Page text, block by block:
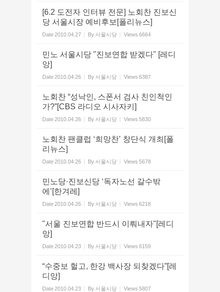
[6.2 도전자 인터뷰 전문] 노회찬 진보신
당 서울시장 예비후보[폴리뉴스]
Date2010.04.27 By 서울시당 Views 6664
민노 서울시당 "진보연합 받겠다" [레디
앙]
Date2010.04.26 By 서울시당 Views 6387
노회찬 “성낙인, 스폰서 검사 친인척인
가?”[CBS 라디오 시사자키]
Date2010.04.26 By 서울시당 Views 5830
노회찬 팬클럽 ‘희망찬’ 창단식 개최[폴
리뉴스]
Date2010.04.26 By 서울시당 Views 5678
민노당·진보신당 ‘독자노선 갈수밖
에’[한겨레]
Date2010.04.26 By 서울시당 Views 6218
"서울 진보연합 반드시 이뤄내자"[레디
앙]
Date2010.04.23 By 서울시당 Views 6159
“수중보 헐고, 한강 백사장 되찾겠다”[레
디앙]
Date2010.04.23 By 서울시당 Views 5807